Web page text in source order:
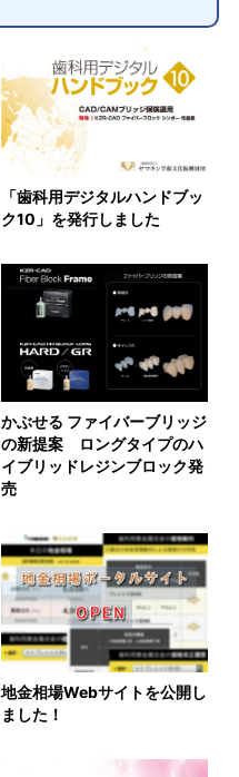
「歯科用デジタルハンドブッ
ク10」を発行しました
かぶせる ファイバーブリッジ
の新提案 ロングタイプのハ
イブリッドレジンブロック発
売
地金相場Webサイトを公開し
ました！